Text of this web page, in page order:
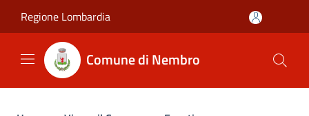
Regione Lombardia
Comune di Nembro